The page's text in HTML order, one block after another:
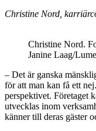
Christine Nord,
Christine Nord.
Janine Laag/
– Det är ganska
för att man kan få ett
perspektivet. Företaget
utvecklas inom
känner till deras gäster